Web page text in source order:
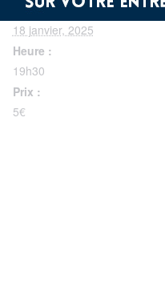
Date :
18 janvier, 2025
Heure :
19h30
Prix :
5€